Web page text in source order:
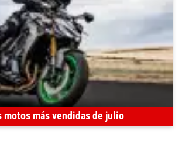
motos más vendidas de julio